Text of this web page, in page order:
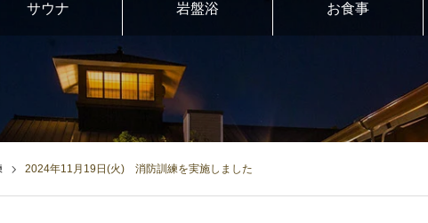
サウナ 岩盤浴 お食事
2024年11月19日(火) 消防訓練を実施しました